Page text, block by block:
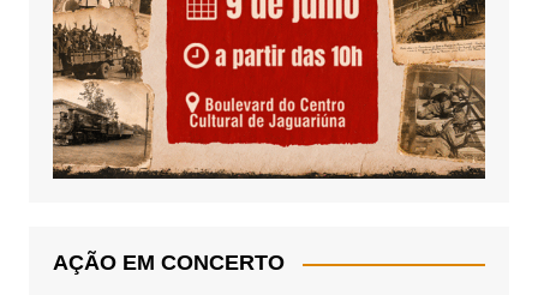
AÇÃO EM CONCERTO